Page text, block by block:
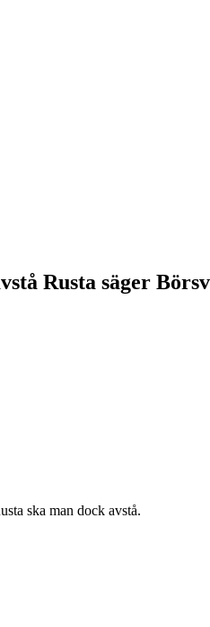
Rusta säger
ska man dock avstå.